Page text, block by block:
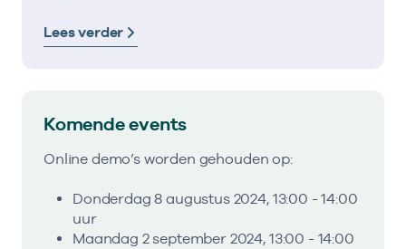
Lees verder
Komende events
Online demo’s worden gehouden op:
Donderdag 8 augustus 2024, 13:00 - 14:00
uur
Maandag 2 september 2024, 13:00 - 14:00